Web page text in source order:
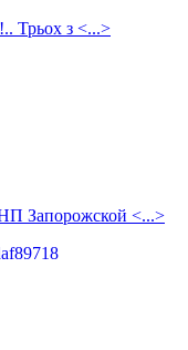
Трьох з <...>
Запорожской <...>